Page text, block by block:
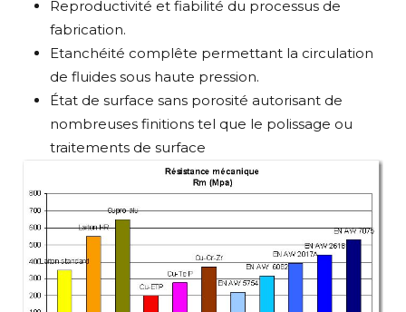
Reproductivité et fiabilité du processus de
fabrication.
Etanchéité complête permettant la circulation
de fluides sous haute pression.
État de surface sans porosité autorisant de
nombreuses finitions tel que le polissage ou
traitements de surface